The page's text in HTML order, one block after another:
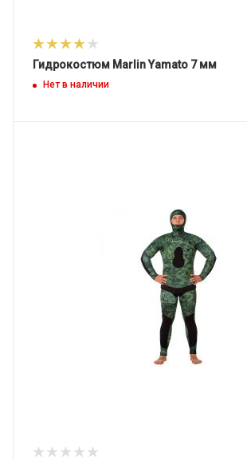
Гидрокостюм Marlin Yamato 7 мм
Нет в наличии